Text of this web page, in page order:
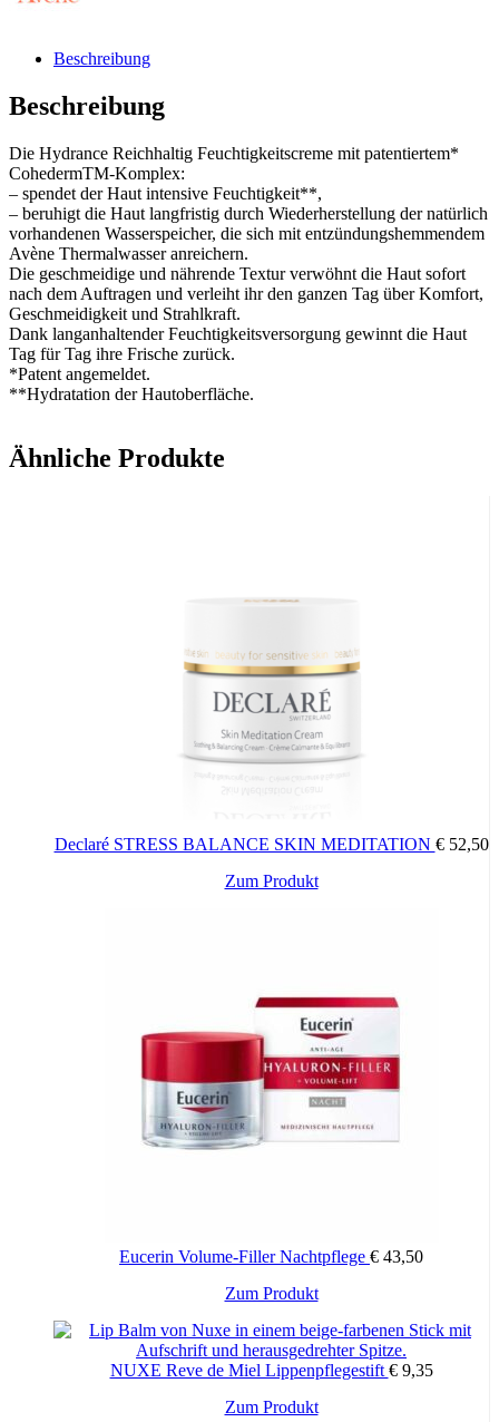
Beschreibung
Beschreibung
Die Hydrance Reichhaltig Feuchtigkeitscreme mit patentiertem*
CohedermTM-Komplex:
– spendet der Haut intensive Feuchtigkeit**,
– beruhigt die Haut langfristig durch Wiederherstellung der natürlich
vorhandenen Wasserspeicher, die sich mit entzündungshemmendem
Avène Thermalwasser anreichern.
Die geschmeidige und nährende Textur verwöhnt die Haut sofort
nach dem Auftragen und verleiht ihr den ganzen Tag über Komfort,
Geschmeidigkeit und Strahlkraft.
Dank langanhaltender Feuchtigkeitsversorgung gewinnt die Haut
Tag für Tag ihre Frische zurück.
*Patent angemeldet.
**Hydratation der Hautoberfläche.
Ähnliche Produkte
Declaré STRESS BALANCE SKIN MEDITATION €52,50
Zum Produkt
Eucerin Volume-Filler Nachtpflege € 43,50
Zum Produkt
NUXE Reve de Miel Lippenpflegestift €9,35
Zum Produkt